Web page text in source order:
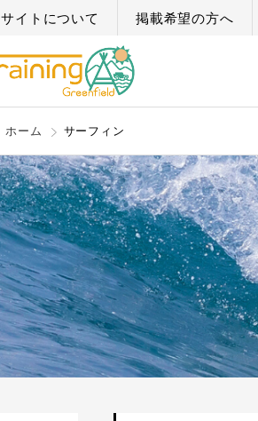
サイトについて 掲載希望の方へ
ホーム サーフィン